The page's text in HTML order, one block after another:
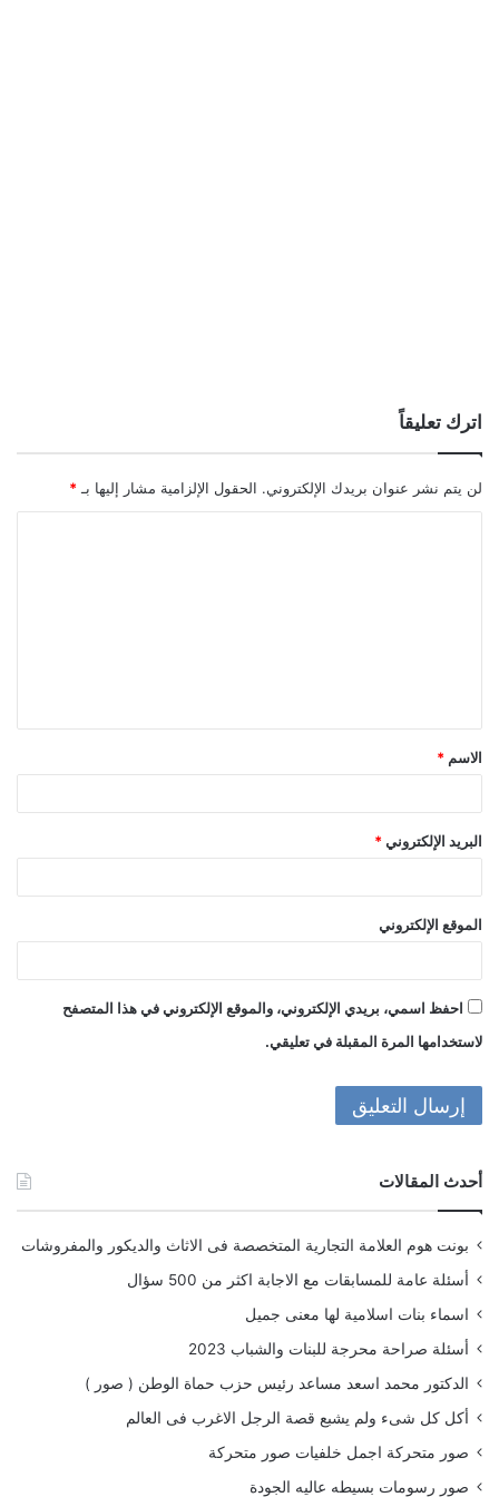
اترك تعليقاً
لن يتم نشر عنوان بريدك الإلكتروني. الحقول الإلزامية مشار إليها بـ *
ق
*
الاسم *
البريد الإلكتروني *
الموقع الإلكتروني
احفظ اسمي، بريدي الإلكتروني، والموقع الإلكتروني في هذا المتصفح
لاستخدامها المرة المقبلة في تعليقي.
أحدث المقالات
بونت هوم العلامة التجارية المتخصصة فى الاثاث والديكور والمفروشات
أسئلة عامة للمسابقات مع الاجابة اكثر من 500 سؤال
اسماء بنات اسلامية لها معنى جميل
أسئلة صراحة محرجة للبنات والشباب 2023
الدكتور محمد اسعد مساعد رئيس حزب حماة الوطن ( صور )
أكل كل شىء ولم يشبع قصة الرجل الاغرب فى العالم
صور متحركة اجمل خلفيات صور متحركة
صور رسومات بسيطه عاليه الجودة